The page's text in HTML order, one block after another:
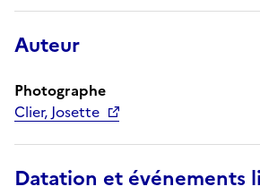
Auteur
Photographe
Clier, Josette
Datation et événements